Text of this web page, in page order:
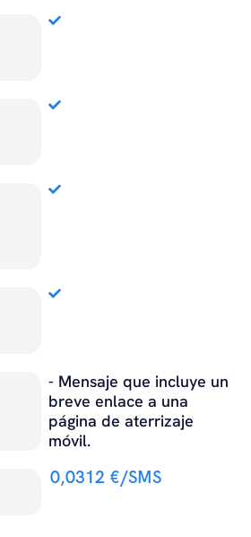
- Mensaje que incluye un
breve enlace a una
página de aterrizaje
móvil.
0,0312 €/SMS